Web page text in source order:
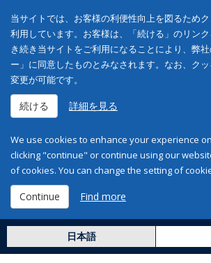
当サイトでは、お客様の利便性向上を図るため
利用しています。お客様は、「続ける」のリン
き続き当サイトをご利用になることにより、弊
ー」に同意したものとみなされます。なお、ク
変更が可能です。
続ける 詳細を見る
We use cookies to enhance your experience
clicking "continue" or continue using our
of cookies. You can change the setting of
Continue Find more
日本語